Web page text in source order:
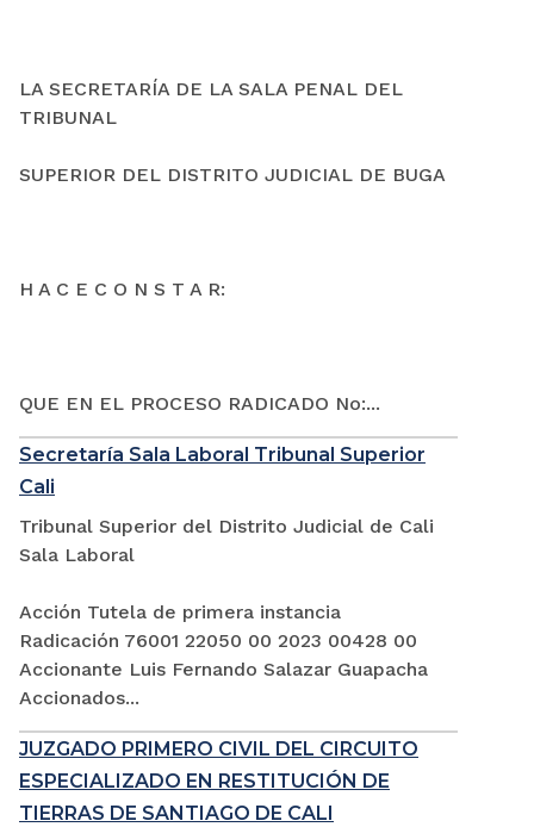
LA SECRETARÍA DE LA SALA PENAL DEL
TRIBUNAL
SUPERIOR DEL DISTRITO JUDICIAL DE BUGA
H A C E C O N S T A R:
QUE EN EL PROCESO RADICADO No:...
Secretaría Sala Laboral Tribunal Superior
Cali
Tribunal Superior del Distrito Judicial de Cali
Sala Laboral
Acción Tutela de primera instancia
Radicación 76001 22050 00 2023 00428 00
Accionante Luis Fernando Salazar Guapacha
Accionados...
JUZGADO PRIMERO CIVIL DEL CIRCUITO
ESPECIALIZADO EN RESTITUCIÓN DE
TIERRAS DE SANTIAGO DE CALI